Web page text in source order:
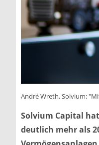
André Wreth, Solvium:
Solvium Capital
deutlich mehr als